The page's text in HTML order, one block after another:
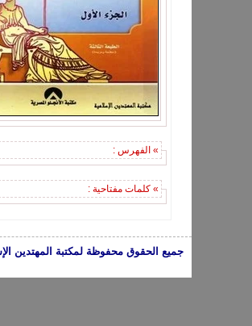
» الفهرس :
» كلمات مفتاحية :
جميع الحقوق محفوظة لمكتبة المهتدين الإسلامية 2005-2024 | الكتب تعبر عن رأي